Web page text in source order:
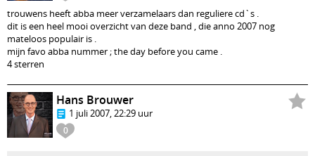
trouwens heeft abba meer verzamelaars dan reguliere cd`s .
dit is een heel mooi overzicht van deze band , die anno 2007 nog
mateloos populair is .
mijn favo abba nummer ; the day before you came .
4 sterren
0
Hans Brouwer
1 juli 2007, 22:29 uur